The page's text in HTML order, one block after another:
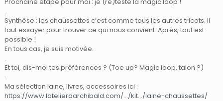
.
Synthèse : les chaussettes c’est comme tous les autres tricots. Il
faut essayer pour trouver ce qui nous convient. Après, tout est
possible !
En tous cas, je suis motivée.
.
Et toi, dis-moi tes préférences ? (Toe up? Magic loop, talon ?)
.
Ma sélection laine, livres, accessoires ici :
https://www.latelierdarchibald.com/…/kit…/laine-chaussettes/